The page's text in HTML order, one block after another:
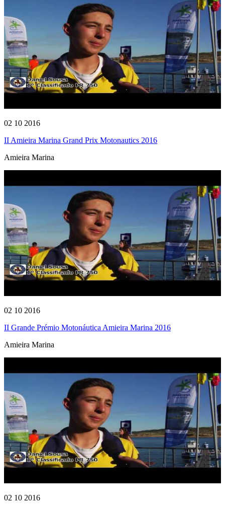
02 10 2016
II Amieira Marina Grand Prix Motonautics 2016
Amieira Marina
02 10 2016
II Grande Prémio Motonáutica Amieira Marina 2016
Amieira Marina
02 10 2016